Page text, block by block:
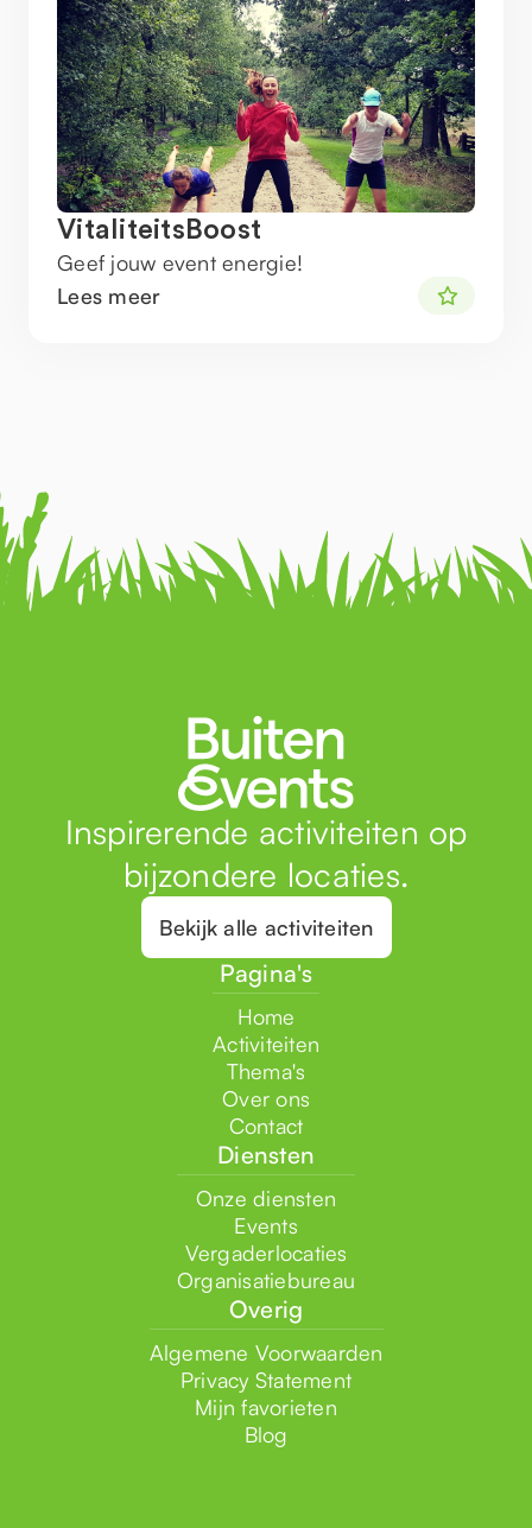
VitaliteitsBoost
Geef jouw event energie!
Lees meer
Inspirerende activiteiten op
bijzondere locaties.
Bekijk alle activiteiten
Pagina's
Home
Activiteiten
Thema's
Over ons
Contact
Diensten
Onze diensten
Events
Vergaderlocaties
Organisatiebureau
Overig
Algemene Voorwaarden
Privacy Statement
Mijn favorieten
Blog